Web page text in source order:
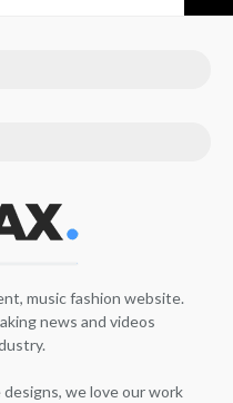
music fashion website.
news and videos
we love our work